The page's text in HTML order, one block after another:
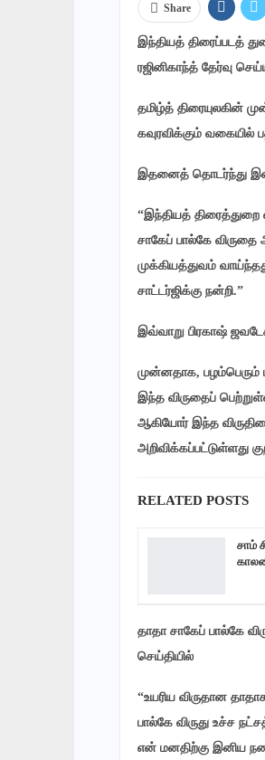
Share
இந்தியத் திரைப்படத்
ரஜினிகாந்த் தேர்வு
தமிழ்த் திரையுலகின்
கவுரவிக்கும் வகையில்
இதனைத் தொடர்ந்து
“இந்தியத் திரைத்துறை
சாகேப் பால்கே விருதை
முக்கியத்துவம்
சாட்டர்ஜிக்கு நன்றி.”
இவ்வாறு பிரகாஷ்
முன்னதாக, பழம்பெரும்
இந்த விருதைப்
ஆகியோர் இந்த
அறிவிக்கப்பட்டுள்ளது
RELATED POSTS
சாம்
தாதா சாகேப் பால்கே
செய்தியில்
“உயரிய விருதான
பால்கே விருது உச்ச
என் மனதிற்கு இனிய